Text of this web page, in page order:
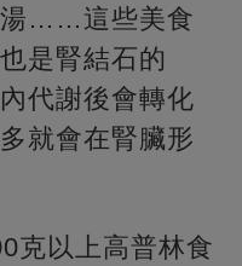
湯……這些美食
是腎結石的
代謝後會轉化
就會在腎臟形
克以上高普林食